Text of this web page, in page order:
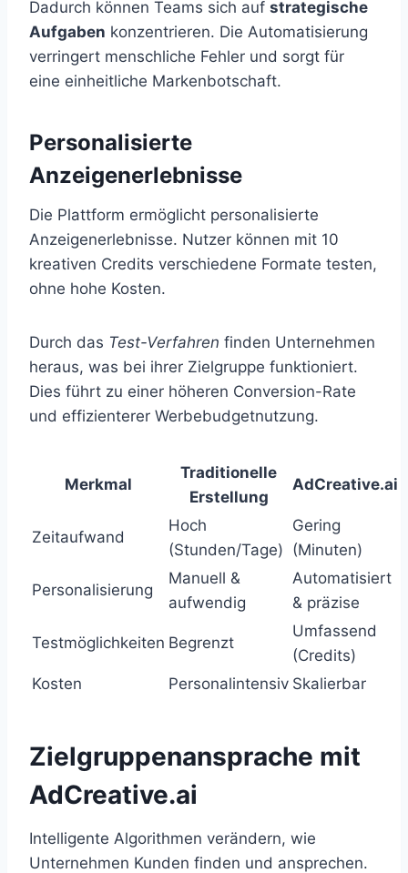
Dadurch können Teams sich auf strategische
Aufgaben konzentrieren. Die Automatisierung
verringert menschliche Fehler und sorgt für
eine einheitliche Markenbotschaft.
Personalisierte
Anzeigenerlebnisse
Die Plattform ermöglicht personalisierte
Anzeigenerlebnisse. Nutzer können mit 10
kreativen Credits verschiedene Formate testen,
ohne hohe Kosten.
Durch das Test-Verfahren finden Unternehmen
heraus, was bei ihrer Zielgruppe funktioniert.
Dies führt zu einer höheren Conversion-Rate
und effizienterer Werbebudgetnutzung.
Merkmal
Traditionelle
Erstellung
AdCreative.ai
Zeitaufwand
Hoch
(Stunden/Tage)
Gering
(Minuten)
Personalisierung
Manuell &
aufwendig
Automatisiert
& präzise
Testmöglichkeiten Begrenzt
Umfassend
(Credits)
Kosten
Personalintensiv Skalierbar
Zielgruppenansprache mit
AdCreative.ai
Intelligente Algorithmen verändern, wie
Unternehmen Kunden finden und ansprechen.